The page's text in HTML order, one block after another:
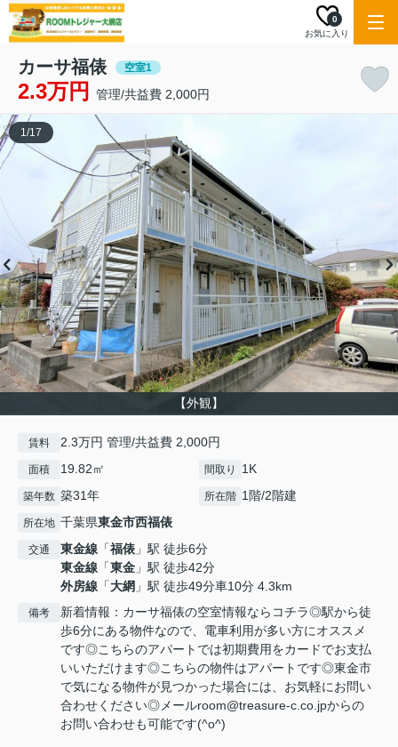
お気に入り
0
カーサ福俵 空室1
2.3万円 管理/共益費 2,000円
【外観】
1/17
賃料 2.3万円 管理/共益費 2,000円
面積 19.82㎡ 間取り 1K
築年数 築31年 所在階 1階/2階建
所在地 千葉県東金市西福俵
交通 東金線 「福俵 」駅 徒歩6分
東金線 「東金 」駅 徒歩42分
外房線 「大網 」駅 徒歩49分車10分 4.3km
備考
新着情報：カーサ福俵の空室情報ならコチラ◎駅から徒
歩6分にある物件なので、電車利用が多い方にオススメ
です◎こちらのアパートでは初期費用をカードでお支払
いいただけます◎こちらの物件はアパートです◎東金市
で気になる物件が見つかった場合には、お気軽にお問い
合わせください◎メールroom@treasure-c.co.jpからの
お問い合わせも可能です(^o^)